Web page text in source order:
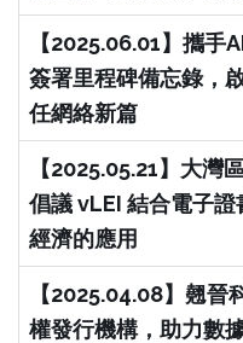
【2025.06.01】攜手
簽署里程碑備忘錄，
任網絡新篇
【2025.05.21】大灣
倡議 vLEI 結合電子
經濟的應用
【2025.04.08】翹晉
權發行機構，助力數